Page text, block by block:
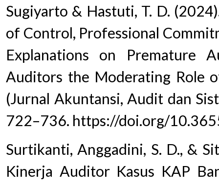
Sugiyarto & Hastuti, T. D.
of Control, Professional
Explanations on Premature
Auditors the Moderating Role
(Jurnal Akuntansi, Audit dan
722–736. https://doi.org/
Surtikanti, Anggadini, S. D., &
Kinerja Auditor Kasus KAP